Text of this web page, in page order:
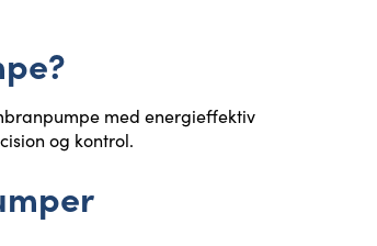
med energieffektiv
og kontrol.